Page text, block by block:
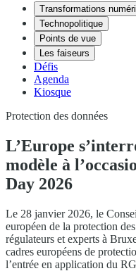
Transformations
Technopolitique
Points de vue
Les faiseurs
Défis
Agenda
Kiosque
Protection des données
L’Europe
modèle à
Day 2026
Le 28 janvier 2026, le
européen de la protection
régulateurs et experts à
cadres européens de
l’entrée en application du